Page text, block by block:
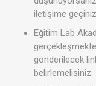
iletişime
Eğitim Lab
gönderilecek
belirlemelisiniz.